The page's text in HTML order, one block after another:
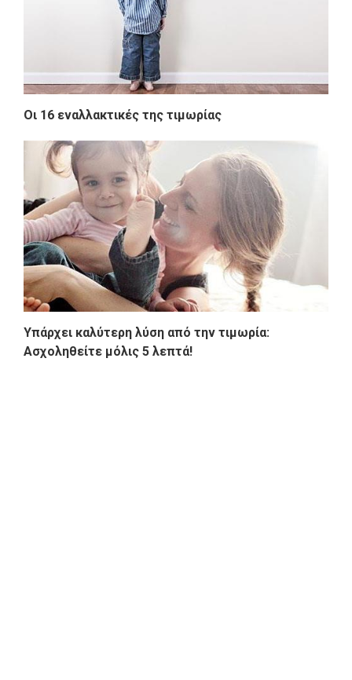
Οι 16 εναλλακτικές της τιμωρίας
Υπάρχει καλύτερη λύση από την τιμωρία:
Ασχοληθείτε μόλις 5 λεπτά!